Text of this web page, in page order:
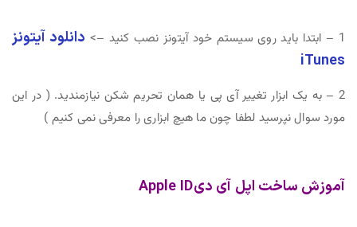
1 – ابتدا باید روی سیستم خود آیتونز نصب کنید –>
دانلود آیتونز
iTunes
2 – به یک ابزار تغییر آی پی یا همان تحریم شکن نیازمندید. ( در این
مورد سوال نپرسید لطفا چون ما هیچ ابزاری را معرفی نمی کنیم )
آموزش ساخت اپل آی دی Apple ID